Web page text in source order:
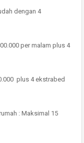
dengan 4
per malam plus 4
plus 4 ekstrabed
: Maksimal 15